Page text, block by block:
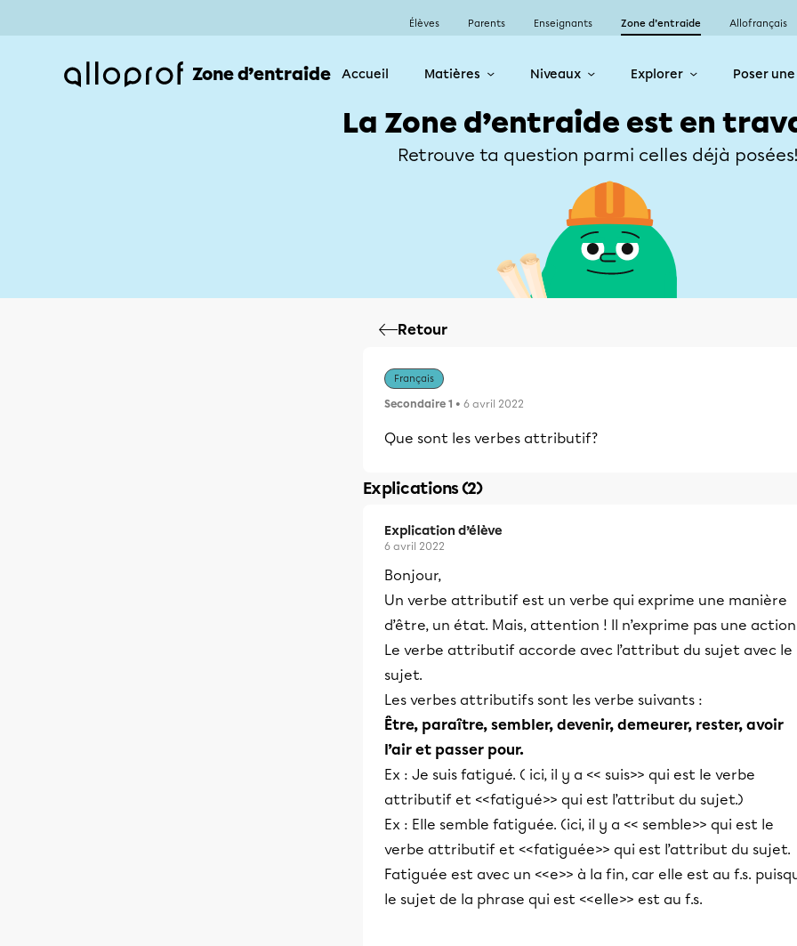
Élèves Parents Enseignants Zone d’entraide Allofrançais
Zone d’entraide Accueil Matières Niveaux Explorer Poser
La Zone d’entraide est en
Retrouve ta question parmi celles déjà
Retour
Français
Secondaire 1 • 6 avril 2022
Que sont les verbes attributif?
Explications (2)
Explication d’élève
6 avril 2022
Bonjour,
Un verbe attributif est un verbe qui exprime une manière
d’être, un état. Mais, attention ! Il n’exprime pas une
Le verbe attributif accorde avec l’attribut du sujet avec le
sujet.
Les verbes attributifs sont les verbe suivants :
Être, paraître, sembler, devenir, demeurer, rester, avoir
l’air et passer pour.
Ex : Je suis fatigué. ( ici, il y a << suis>> qui est le verbe
attributif et <<fatigué>> qui est l’attribut du sujet.)
Ex : Elle semble fatiguée. (ici, il y a << semble>> qui est le
verbe attributif et <<fatiguée>> qui est l’attribut du sujet.
Fatiguée est avec un <<e>> à la fin, car elle est au f.s.
le sujet de la phrase qui est <<elle>> est au f.s.